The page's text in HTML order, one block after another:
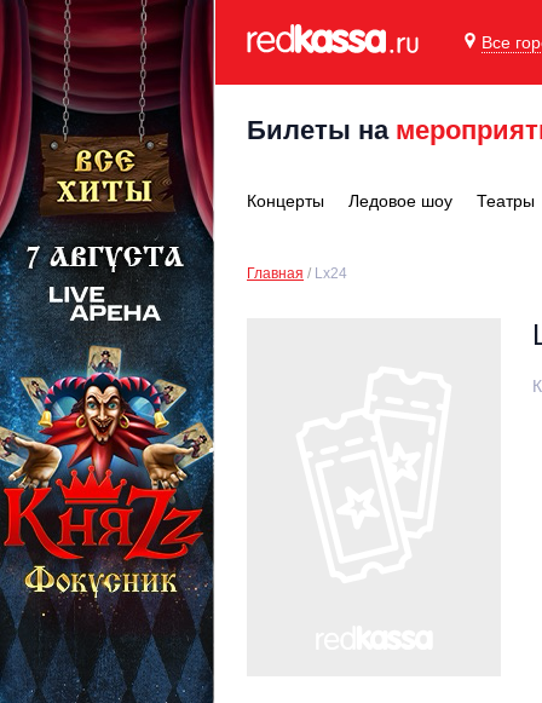
Все
Билеты на
Концерты Ледовое шоу Театры
Главная Lx24